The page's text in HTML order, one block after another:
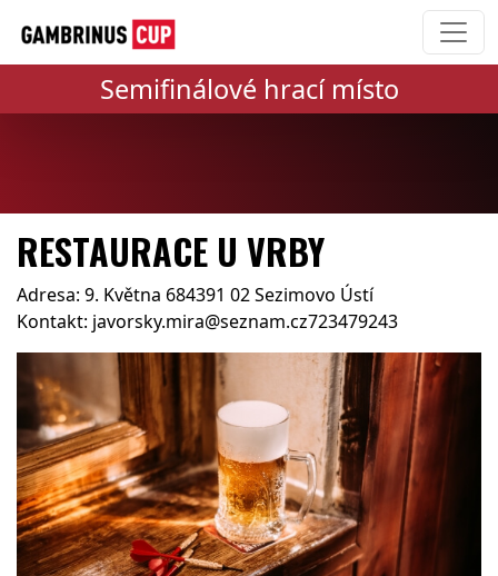
Semifinálové hrací místo
RESTAURACE U VRBY
Adresa: 9. Května 684391 02 Sezimovo Ústí
Kontakt: javorsky.mira@seznam.cz723479243